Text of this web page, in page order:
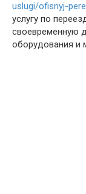
uslugi/ofisnyj-
услугу по
своевременную
оборудования и